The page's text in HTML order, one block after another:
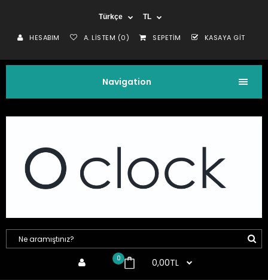
Türkçe TL
HESABIM A. LISTEM (0) SEPETIM KASAYA GIT
Navigation
0 0,00TL